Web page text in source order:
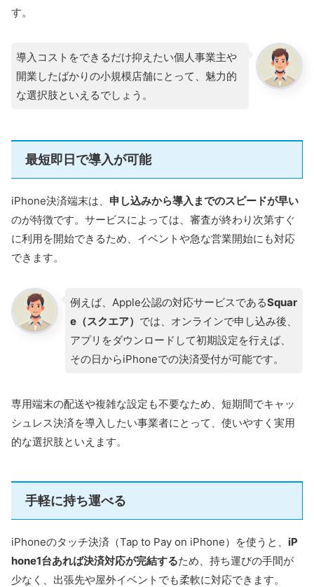
す。
導入コストをできるだけ抑えたい個人事業主や
開業したばかりの小規模店舗にとって、魅力的
な選択肢といえるでしょう。
最短即日で導入が可能
iPhone決済端末は、 申し込みから導入までのスピードが早い
のが特徴です。サービスによっては、審査が終わり次第すぐ
に利用を開始できるため、イベントや急な営業開始にも対応
できます。
例えば、Apple公認の対応サービスであるSquar
e（スクエア） では、オンラインで申し込み後、
アプリをダウンロードして初期設定を行えば、
その日からiPhoneでの決済受付が可能です。
専用端末の配送や複雑な設定も不要なため、短期間でキャッ
シュレス決済を導入したい事業者にとって、使いやすく実用
的な選択肢といえます。
手軽に持ち運べる
iPhoneのタッチ決済（Tap to Pay on iPhone）を使うと、 iP
hone1台あれば決済対応が完結するため、持ち運びの手間が
少なく、出張先や屋外イベントでも柔軟に対応できます。